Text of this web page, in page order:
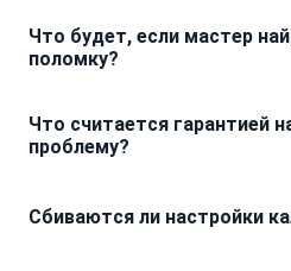
и пресеты под свою комнату.
электронной платой мы
персональные параметры
Что будет, если мастер
поломку?
без вашего ведома. Если в
вскроется дополнительный
видео проблемы и согласует
Что считается гарантией
проблему?
хрипеть в тех же условиях,
Сбиваются ли настройки